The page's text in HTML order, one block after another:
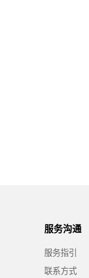
服务沟通
服务指引
联系方式